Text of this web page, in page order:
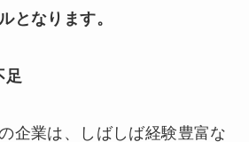
となります。
足
企業は、しばしば経験豊富な